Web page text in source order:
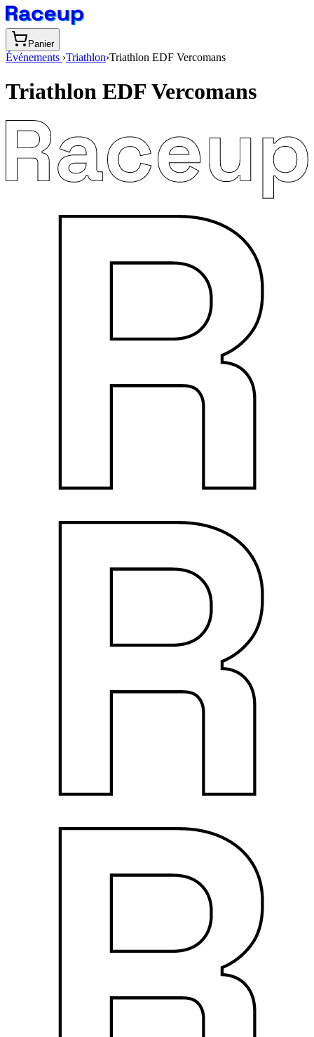
Panier
Événements ›Triathlon›Triathlon EDF Vercomans
Triathlon EDF Vercomans